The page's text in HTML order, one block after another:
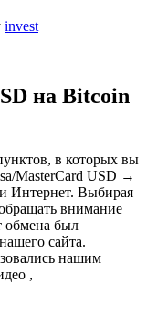
invest
на Bitcoin
в которых вы
MasterCard USD →
Интернет. Выбирая
внимание
обмена был
сайта.
нашим
,